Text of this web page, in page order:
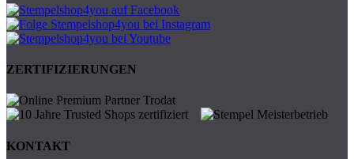
ZERTIFIZIERUNGEN
KONTAKT